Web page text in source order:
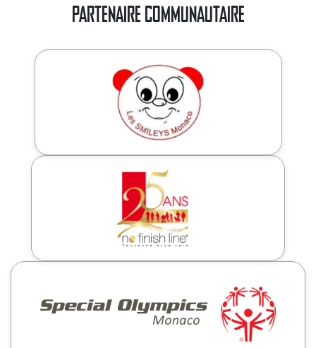
PARTENAIRE COMMUNAUTAIRE